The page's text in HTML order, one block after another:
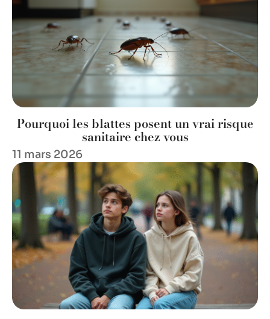
Pourquoi les blattes posent un vrai risque
sanitaire chez vous
11 mars 2026